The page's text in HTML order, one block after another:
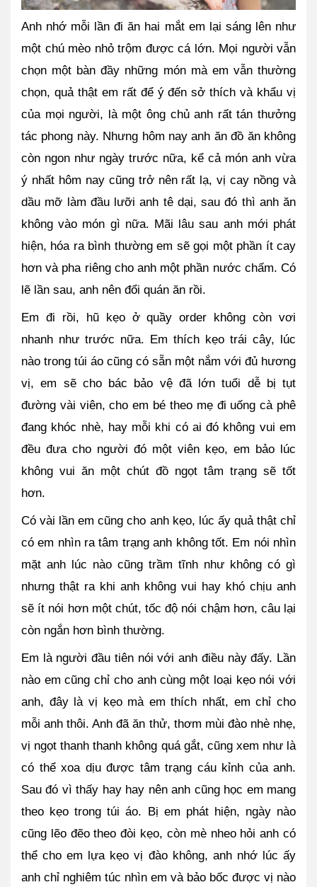
Anh nhớ mỗi lần đi ăn hai mắt em lại sáng lên như
một chú mèo nhỏ trộm được cá lớn. Mọi người vẫn
chọn một bàn đầy những món mà em vẫn thường
chọn, quả thật em rất để ý đến sở thích và khẩu vị
của mọi người, là một ông chủ anh rất tán thưởng
tác phong này. Nhưng hôm nay anh ăn đồ ăn không
còn ngon như ngày trước nữa, kể cả món anh vừa
ý nhất hôm nay cũng trở nên rất lạ, vị cay nồng và
dầu mỡ làm đầu lưỡi anh tê dại, sau đó thì anh ăn
không vào món gì nữa. Mãi lâu sau anh mới phát
hiện, hóa ra bình thường em sẽ gọi một phần ít cay
hơn và pha riêng cho anh một phần nước chấm. Có
lẽ lần sau, anh nên đổi quán ăn rồi.
Em đi rồi, hũ kẹo ở quầy order không còn vơi
nhanh như trước nữa. Em thích kẹo trái cây, lúc
nào trong túi áo cũng có sẵn một nắm với đủ hương
vị, em sẽ cho bác bảo vệ đã lớn tuổi dễ bị tụt
đường vài viên, cho em bé theo mẹ đi uống cà phê
đang khóc nhè, hay mỗi khi có ai đó không vui em
đều đưa cho người đó một viên kẹo, em bảo lúc
không vui ăn một chút đồ ngọt tâm trạng sẽ tốt
hơn.
Có vài lần em cũng cho anh kẹo, lúc ấy quả thật chỉ
có em nhìn ra tâm trạng anh không tốt. Em nói nhìn
mặt anh lúc nào cũng trầm tĩnh như không có gì
nhưng thật ra khi anh không vui hay khó chịu anh
sẽ ít nói hơn một chút, tốc độ nói chậm hơn, câu lại
còn ngắn hơn bình thường.
Em là người đầu tiên nói với anh điều này đấy. Lần
nào em cũng chỉ cho anh cùng một loại kẹo nói với
anh, đây là vị kẹo mà em thích nhất, em chỉ cho
mỗi anh thôi. Anh đã ăn thử, thơm mùi đào nhè nhẹ,
vị ngọt thanh thanh không quá gắt, cũng xem như là
có thể xoa dịu được tâm trạng cáu kỉnh của anh.
Sau đó vì thấy hay hay nên anh cũng học em mang
theo kẹo trong túi áo. Bị em phát hiện, ngày nào
cũng lẽo đẽo theo đòi kẹo, còn mè nheo hỏi anh có
thể cho em lựa kẹo vị đào không, anh nhớ lúc ấy
anh chỉ nghiêm túc nhìn em và bảo bốc được vị nào